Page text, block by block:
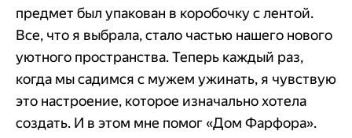
предмет был упакован в коробочку с лентой.
Все, что я выбрала, стало частью нашего нового
уютного пространства. Теперь каждый раз,
когда мы садимся с мужем ужинать, я чувствую
это настроение, которое изначально хотела
создать. И в этом мне помог «Дом Фарфора».